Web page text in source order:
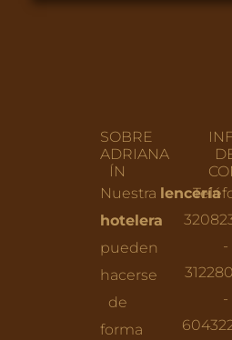
SOBRE
ADRIANA
ÍN
Nuestra lencería
hotelera
pueden
hacerse
de
forma
-
-